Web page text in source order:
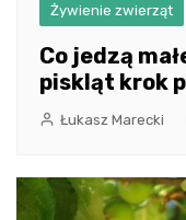
Żywienie zwierząt
Co jedzą
piskląt krok
Łukasz Marecki